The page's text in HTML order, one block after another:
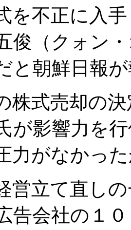
を不正に入
俊（クォン
と朝鮮日報
株式売却の
が影響力を
力がなかっ
営立て直し
告会社の１